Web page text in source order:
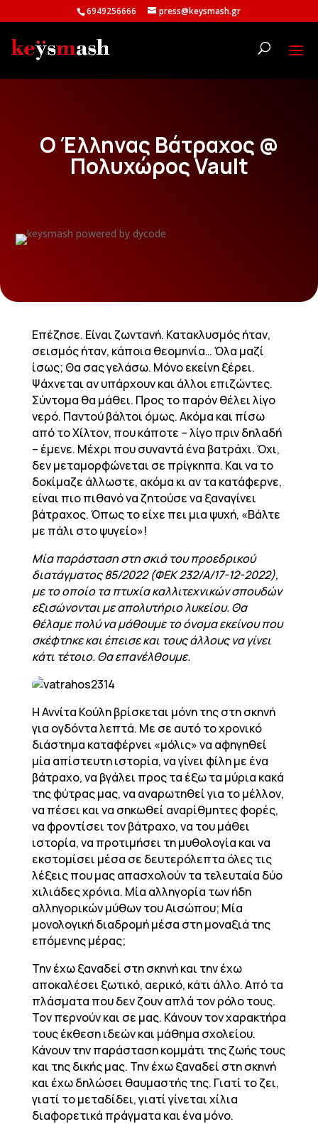
6949256666 press@keysmash.gr
Ο Έλληνας Βάτραχος @
Πολυχώρος Vault
Επέζησε. Είναι ζωντανή. Κατακλυσμός ήταν,
σεισμός ήταν, κάποια θεομηνία… Όλα μαζί
ίσως; Θα σας γελάσω. Μόνο εκείνη ξέρει.
Ψάχνεται αν υπάρχουν και άλλοι επιζώντες.
Σύντομα θα μάθει. Προς το παρόν θέλει λίγο
νερό. Παντού βάλτοι όμως. Ακόμα και πίσω
από το Χίλτον, που κάποτε – λίγο πριν δηλαδή
– έμενε. Μέχρι που συναντά ένα βατράχι. Όχι,
δεν μεταμορφώνεται σε πρίγκηπα. Και να το
δοκίμαζε άλλωστε, ακόμα κι αν τα κατάφερνε,
είναι πιο πιθανό να ζητούσε να ξαναγίνει
βάτραχος. Όπως το είχε πει μια ψυχή, «Βάλτε
με πάλι στο ψυγείο»!
Μία παράσταση στη σκιά του προεδρικού
διατάγματος 85/2022 (ΦΕΚ 232/Α/17-12-2022),
με το οποίο τα πτυχία καλλιτεχνικών σπουδών
εξισώνονται με απολυτήριο λυκείου. Θα
θέλαμε πολύ να μάθουμε το όνομα εκείνου που
σκέφτηκε και έπεισε και τους άλλους να γίνει
κάτι τέτοιο. Θα επανέλθουμε.
Η Αννίτα Κούλη βρίσκεται μόνη της στη σκηνή
για ογδόντα λεπτά. Με σε αυτό το χρονικό
διάστημα καταφέρνει «μόλις» να αφηγηθεί
μία απίστευτη ιστορία, να γίνει φίλη με ένα
βάτραχο, να βγάλει προς τα έξω τα μύρια κακά
της φύτρας μας, να αναρωτηθεί για το μέλλον,
να πέσει και να σηκωθεί αναρίθμητες φορές,
να φροντίσει τον βάτραχο, να του μάθει
ιστορία, να προτιμήσει τη μυθολογία και να
εκστομίσει μέσα σε δευτερόλεπτα όλες τις
λέξεις που μας απασχολούν τα τελευταία δύο
χιλιάδες χρόνια. Μία αλληγορία των ήδη
αλληγορικών μύθων του Αισώπου; Μία
μονολογική διαδρομή μέσα στη μοναξιά της
επόμενης μέρας;
Την έχω ξαναδεί στη σκηνή και την έχω
αποκαλέσει ξωτικό, αερικό, κάτι άλλο. Από τα
πλάσματα που δεν ζουν απλά τον ρόλο τους.
Τον περνούν και σε μας. Κάνουν τον χαρακτήρα
τους έκθεση ιδεών και μάθημα σχολείου.
Κάνουν την παράσταση κομμάτι της ζωής τους
και της δικής μας. Την έχω ξαναδεί στη σκηνή
και έχω δηλώσει θαυμαστής της. Γιατί το ζει,
γιατί το μεταδίδει, γιατί γίνεται χίλια
διαφορετικά πράγματα και ένα μόνο.